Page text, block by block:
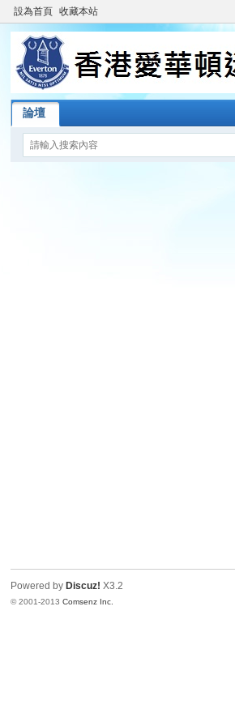
設為首頁 收藏本站
論壇
Powered by Discuz! X3.2
© 2001-2013Comsenz Inc.